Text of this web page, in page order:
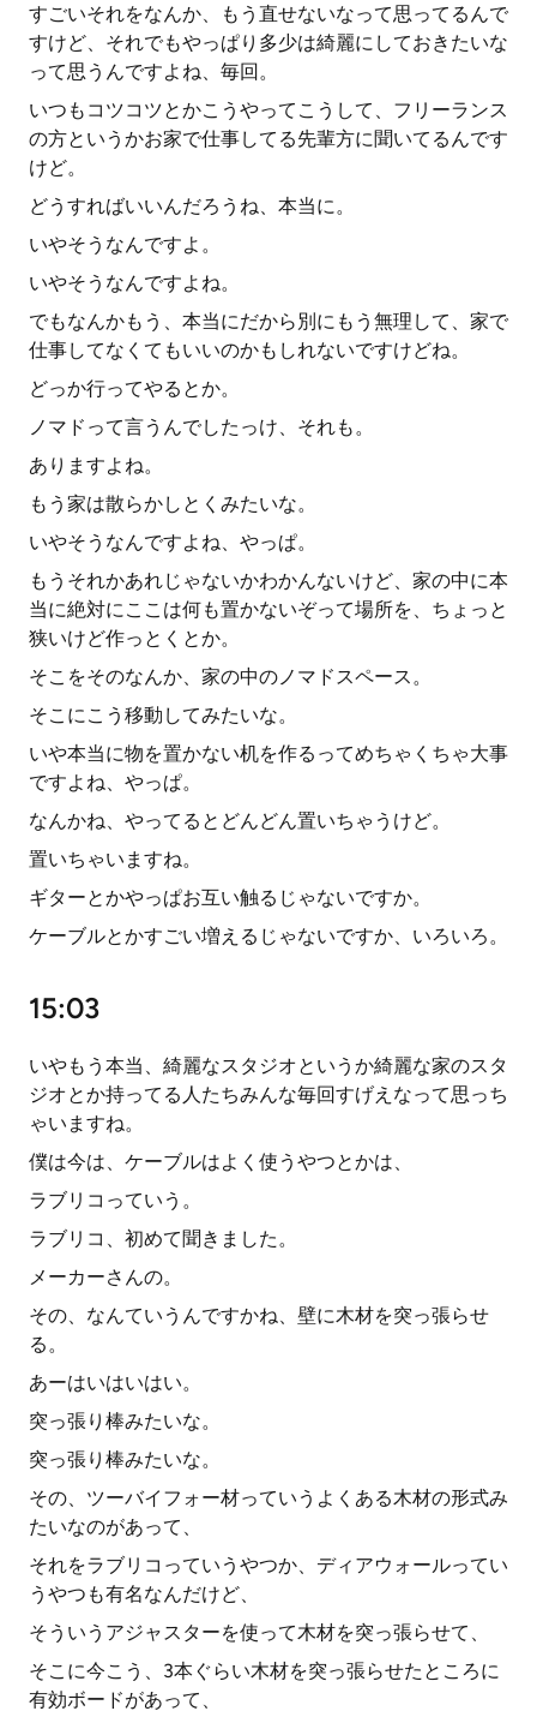
すごいそれをなんか、もう直せないなって思ってるんで
すけど、それでもやっぱり多少は綺麗にしておきたいな
って思うんですよね、毎回。
いつもコツコツとかこうやってこうして、フリーランス
の方というかお家で仕事してる先輩方に聞いてるんです
けど。
どうすればいいんだろうね、本当に。
いやそうなんですよ。
いやそうなんですよね。
でもなんかもう、本当にだから別にもう無理して、家で
仕事してなくてもいいのかもしれないですけどね。
どっか行ってやるとか。
ノマドって言うんでしたっけ、それも。
ありますよね。
もう家は散らかしとくみたいな。
いやそうなんですよね、やっぱ。
もうそれかあれじゃないかわかんないけど、家の中に本
当に絶対にここは何も置かないぞって場所を、ちょっと
狭いけど作っとくとか。
そこをそのなんか、家の中のノマドスペース。
そこにこう移動してみたいな。
いや本当に物を置かない机を作るってめちゃくちゃ大事
ですよね、やっぱ。
なんかね、やってるとどんどん置いちゃうけど。
置いちゃいますね。
ギターとかやっぱお互い触るじゃないですか。
ケーブルとかすごい増えるじゃないですか、いろいろ。
15:03
いやもう本当、綺麗なスタジオというか綺麗な家のスタ
ジオとか持ってる人たちみんな毎回すげえなって思っち
ゃいますね。
僕は今は、ケーブルはよく使うやつとかは、
ラブリコっていう。
ラブリコ、初めて聞きました。
メーカーさんの。
その、なんていうんですかね、壁に木材を突っ張らせ
る。
あーはいはいはい。
突っ張り棒みたいな。
突っ張り棒みたいな。
その、ツーバイフォー材っていうよくある木材の形式み
たいなのがあって、
それをラブリコっていうやつか、ディアウォールってい
うやつも有名なんだけど、
そういうアジャスターを使って木材を突っ張らせて、
そこに今こう、3本ぐらい木材を突っ張らせたところに
有効ボードがあって、